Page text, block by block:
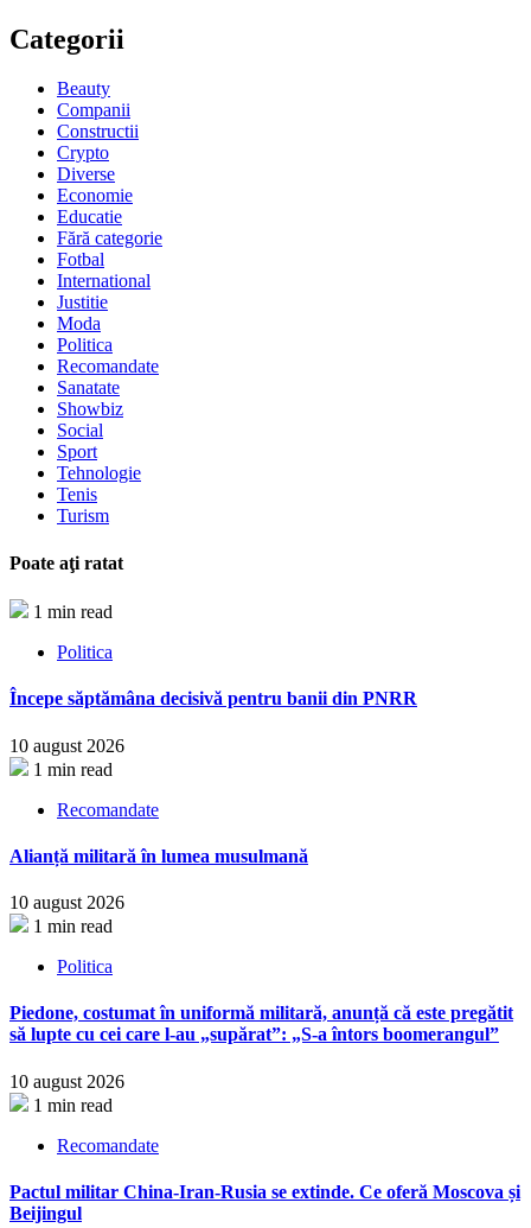
Categorii
Beauty
Companii
Constructii
Crypto
Diverse
Economie
Educatie
Fără categorie
Fotbal
International
Justitie
Moda
Politica
Recomandate
Sanatate
Showbiz
Social
Sport
Tehnologie
Tenis
Turism
Poate aţi ratat
1 min read
Politica
Începe săptămâna decisivă pentru banii din PNRR
10 august 2026
1 min read
Recomandate
Alianță militară în lumea musulmană
10 august 2026
1 min read
Politica
Piedone, costumat în uniformă militară, anunță că este pregătit
să lupte cu cei care l-au „supărat”: „S-a întors boomerangul”
10 august 2026
1 min read
Recomandate
Pactul militar China-Iran-Rusia se extinde. Ce oferă Moscova și
Beijingul